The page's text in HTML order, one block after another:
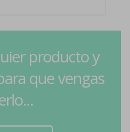
producto y
que vengas